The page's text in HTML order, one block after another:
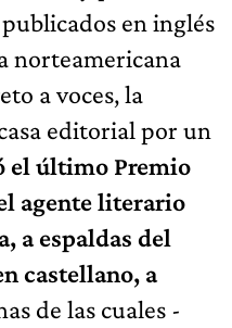
en inglés
norteamericana
a voces, la
editorial por un
el último Premio
agente literario
a espaldas del
castellano, a
de las cuales -